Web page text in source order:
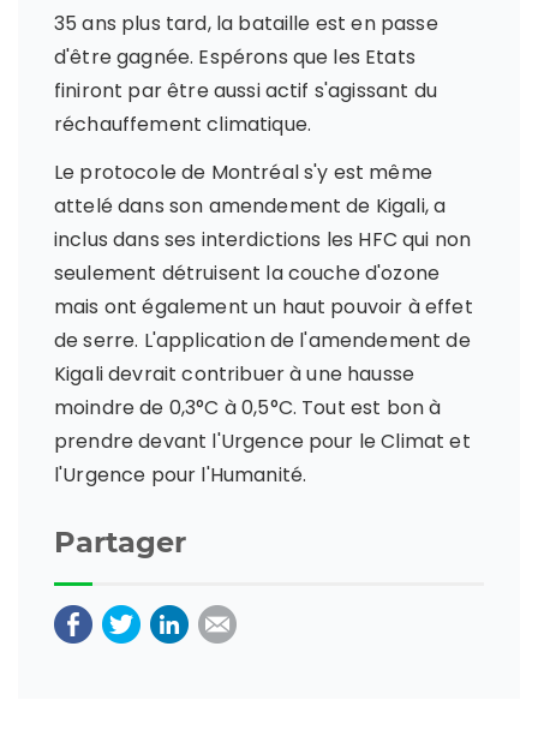
35 ans plus tard, la bataille est en passe
d'être gagnée. Espérons que les Etats
finiront par être aussi actif s'agissant du
réchauffement climatique.
Le protocole de Montréal s'y est même
attelé dans son amendement de Kigali, a
inclus dans ses interdictions les HFC qui non
seulement détruisent la couche d'ozone
mais ont également un haut pouvoir à effet
de serre. L'application de l'amendement de
Kigali devrait contribuer à une hausse
moindre de 0,3°C à 0,5°C. Tout est bon à
prendre devant l'Urgence pour le Climat et
l'Urgence pour l'Humanité.
Partager